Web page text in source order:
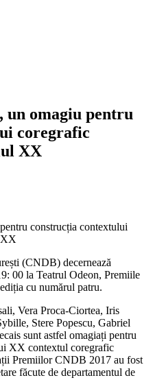
un omagiu pentru
coregrafic
XX
construcția contextului
XX
(CNDB) decernează
00 la Teatrul Odeon, Premiile
cu numărul patru.
Vera Proca-Ciortea, Iris
Stere Popescu, Gabriel
sunt astfel omagiați pentru
XX contextul coregrafic
Premiilor CNDB 2017 au fost
făcute de departamentul de